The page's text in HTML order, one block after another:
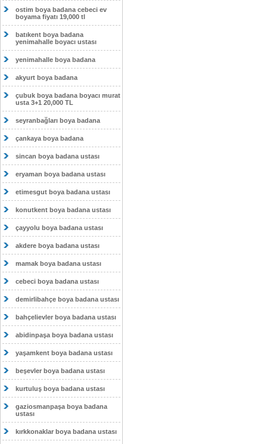
ostim boya badana cebeci ev
boyama fiyatı 19,000 tl
batıkent boya badana
yenimahalle boyacı ustası
yenimahalle boya badana
akyurt boya badana
çubuk boya badana boyacı murat
usta 3+1 20,000 TL
seyranbağları boya badana
çankaya boya badana
sincan boya badana ustası
eryaman boya badana ustası
etimesgut boya badana ustası
konutkent boya badana ustası
çayyolu boya badana ustası
akdere boya badana ustası
mamak boya badana ustası
cebeci boya badana ustası
demirlibahçe boya badana ustası
bahçelievler boya badana ustası
abidinpaşa boya badana ustası
yaşamkent boya badana ustası
beşevler boya badana ustası
kurtuluş boya badana ustası
gaziosmanpaşa boya badana
ustası
kırkkonaklar boya badana ustası